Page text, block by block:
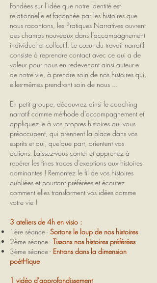
Fondées sur l’idée que notre identité est
relationnelle et façonnée par les histoires que
nous racontons, les Pratiques Narratives ouvrent
des champs nouveaux dans l’accompagnement
individuel et collectif. Le cœur du travail narratif
consiste à reprendre contact avec ce qui a de
valeur pour nous en redevenant ainsi auteur.e
de notre vie, à prendre soin de nos histoires qui,
elles-mêmes prendront soin de nous ...
En petit groupe, découvrez ainsi le coaching
narratif comme méthode d’accompagnement et
appliquez-le à vos propres histoires qui vous
préoccupent, qui prennent la place dans vos
esprits et qui, quelque part, orientent vos
actions. Laissez-vous conter et apprenez à
repérer les fines traces d’exeptions aux histoires
dominantes ! Remontez le fil de vos histoires
oubliées et pourtant préférées et écoutez
comment elles transforment vos idées comme
votre vie !
3 ateliers de 4h en visio :
1ère séance - Sortons le loup de nos histoires
2ème séance - Tissons nos histoires préférées
3ème séance - Entrons dans la dimension
poétHique
1 vidéo d'approfondissement